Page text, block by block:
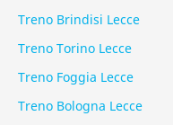
Treno Brindisi Lecce
Treno Torino Lecce
Treno Foggia Lecce
Treno Bologna Lecce